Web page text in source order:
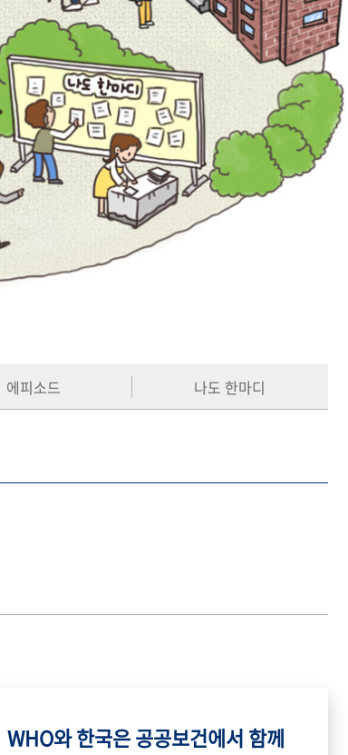
에피소드 나도 한마디
WHO와 한국은 공공보건에서 함께